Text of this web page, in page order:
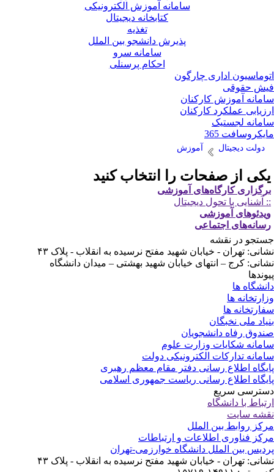
سامانه آموزش الکترونیکی
کتابخانه دیجیتال
تغذیه
پذیرش دانشجو بین الملل
سامانه سرو
احکام پرسنلی
اداری چارگون
حقوقی
آموزش کارکنان
عملکرد کارکنان
لجستیک
365
دولت دیجیتال آموزش
از صفحات را انتخاب کنید
کارگاه‌های آموزشی
آشنایی با تحول دیجیتال
آموزشی
اجتماعی
در نقشه
تهران - خیابان شهید مفتح نرسیده به انقلاب - پلاک ۴۳
کرج – انتهای خیابان شهید بهشتی – میدان دانشگاه
ها
ها
ها
ملی نخبگان
رفاه دانشجویان
شکایات وزارت علوم
تدارکات الکترونیکی دولت
اطلاع رسانی دفتر مقام معظم رهبری
اطلاع رسانی ریاست جمهوری اسلامی
سریع
با دانشگاه
سایت
روابط بین الملل
فناوری اطلاعات و ارتباطات
بین الملل دانشگاه خوارزمی-تهران
تهران - خیابان شهید مفتح نرسیده به انقلاب - پلاک ۴۳